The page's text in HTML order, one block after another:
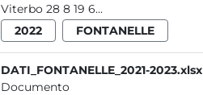
Viterbo 28 8 19 6...
2022
FONTANELLE
DATI_FONTANELLE_2021-2023.xlsx
Documento